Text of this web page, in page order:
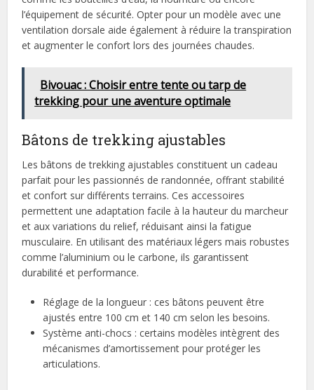
l’équipement de sécurité. Opter pour un modèle avec une
ventilation dorsale aide également à réduire la transpiration
et augmenter le confort lors des journées chaudes.
Bivouac : Choisir entre tente ou tarp de
trekking pour une aventure optimale
Bâtons de trekking ajustables
Les bâtons de trekking ajustables constituent un cadeau
parfait pour les passionnés de randonnée, offrant stabilité
et confort sur différents terrains. Ces accessoires
permettent une adaptation facile à la hauteur du marcheur
et aux variations du relief, réduisant ainsi la fatigue
musculaire. En utilisant des matériaux légers mais robustes
comme l’aluminium ou le carbone, ils garantissent
durabilité et performance.
Réglage de la longueur : ces bâtons peuvent être
ajustés entre 100 cm et 140 cm selon les besoins.
Système anti-chocs : certains modèles intègrent des
mécanismes d’amortissement pour protéger les
articulations.